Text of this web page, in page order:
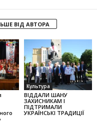
ВІД АВТОРА
Культура
ВІДДАЛИ ШАНУ
ЗАХИСНИКАМ І
ПІДТРИМАЛИ
УКРАЇНСЬКІ ТРАДИЦІЇ